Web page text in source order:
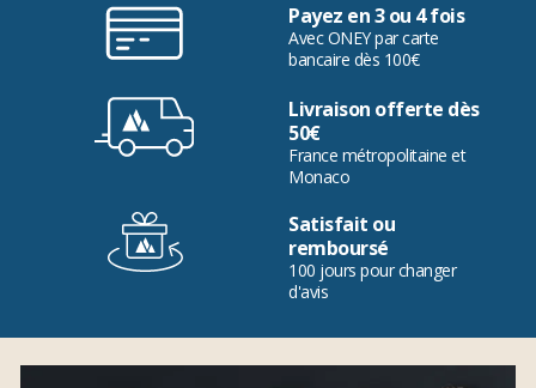
Payez en 3 ou 4 fois
Avec ONEY par carte
bancaire dès 100€
Livraison offerte dès
50€
France métropolitaine et
Monaco
Satisfait ou
remboursé
100 jours pour changer
d'avis